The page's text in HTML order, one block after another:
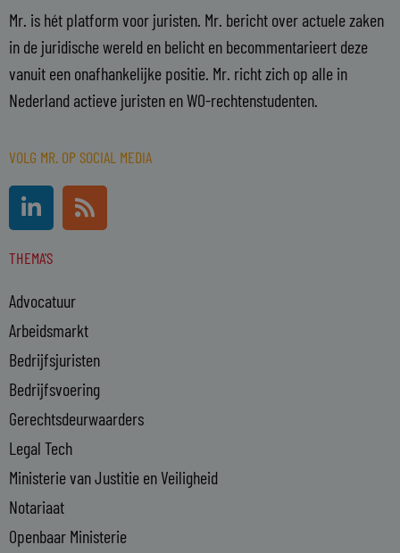
Mr. is hét platform voor juristen. Mr. bericht over actuele zaken
in de juridische wereld en belicht en becommentarieert deze
vanuit een onafhankelijke positie. Mr. richt zich op alle in
Nederland actieve juristen en WO-rechtenstudenten.
VOLG MR. OP SOCIAL MEDIA
L
i
n
k
d
i
n
-
i
n
R
s
s
THEMA'S
Advocatuur
Arbeidsmarkt
Bedrijfsjuristen
Bedrijfsvoering
Gerechtsdeurwaarders
Legal Tech
Ministerie van Justitie en Veiligheid
Notariaat
Openbaar Ministerie